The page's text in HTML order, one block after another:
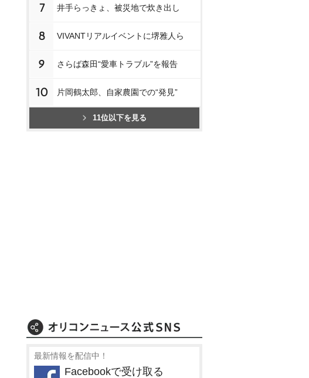
7 井手らっきょ、被災地で炊き出し
8 VIVANTリアルイベントに堺雅人ら
9 さらば森田“愛車トラブル”を報告
10 片岡鶴太郎、自家農園での“発見”
11位以下を見る
最新情報を配信中！
Facebookで受け取る